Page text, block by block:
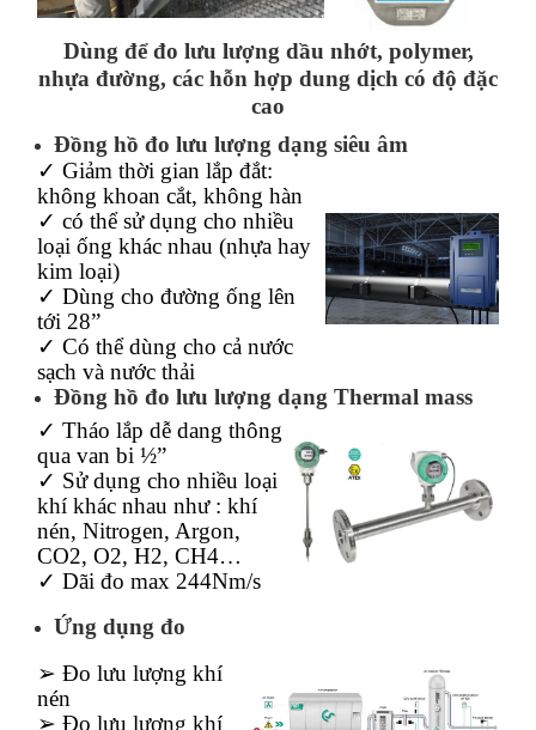
Dùng để đo lưu lượng dầu nhớt, polymer,
nhựa đường, các hỗn hợp dung dịch có độ đặc
cao
Đồng hồ đo lưu lượng dạng siêu âm
✓ Giảm thời gian lắp đắt:
không khoan cắt, không hàn
✓ có thể sử dụng cho nhiều
loại ống khác nhau (nhựa hay
kim loại)
✓ Dùng cho đường ống lên
tới 28”
✓ Có thể dùng cho cả nước
sạch và nước thải
Đồng hồ đo lưu lượng dạng Thermal mass
✓ Tháo lắp dễ dang thông
qua van bi ½”
✓ Sử dụng cho nhiều loại
khí khác nhau như : khí
nén, Nitrogen, Argon,
CO2, O2, H2, CH4…
✓ Dãi đo max 244Nm/s
Ứng dụng đo
➢ Đo lưu lượng khí
nén
➢ Đo lưu lượng khí